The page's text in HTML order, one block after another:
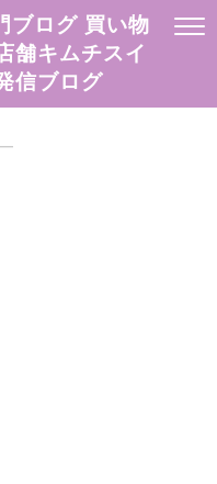
ブログ 買い物
舗キムチスイ
信ブログ